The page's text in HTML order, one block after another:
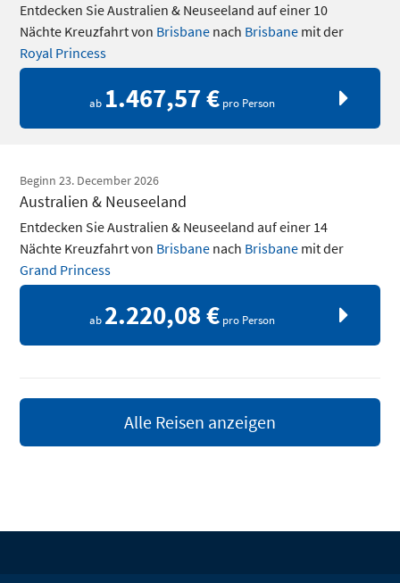
Entdecken Sie Australien & Neuseeland auf einer 10
Nächte Kreuzfahrt von Brisbane nach Brisbane mit der
Royal Princess
ab 1.467,57 €pro Person
Beginn 23. December 2026
Australien & Neuseeland
Entdecken Sie Australien & Neuseeland auf einer 14
Nächte Kreuzfahrt von Brisbane nach Brisbane mit der
Grand Princess
ab 2.220,08 €pro Person
Alle Reisen anzeigen